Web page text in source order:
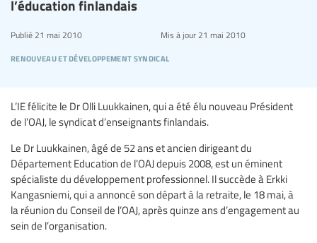
l’éducation finlandais
renouveau et développement syndical
Publié 21 mai 2010 Mis à jour21 mai 2010
L’IE félicite le Dr Olli Luukkainen, qui a été élu nouveau Président
de l’OAJ, le syndicat d’enseignants finlandais.
Le Dr Luukkainen, âgé de 52 ans et ancien dirigeant du
Département Education de l’OAJ depuis 2008, est un éminent
spécialiste du développement professionnel. Il succède à Erkki
Kangasniemi, qui a annoncé son départ à la retraite, le 18 mai, à
la réunion du Conseil de l’OAJ, après quinze ans d’engagement au
sein de l’organisation.